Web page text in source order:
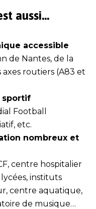
aussi…
accessible
de Nantes, de la
routiers (A83 et
sportif
Football
etc.
nombreux et
centre hospitalier
instituts
centre aquatique,
de musique…